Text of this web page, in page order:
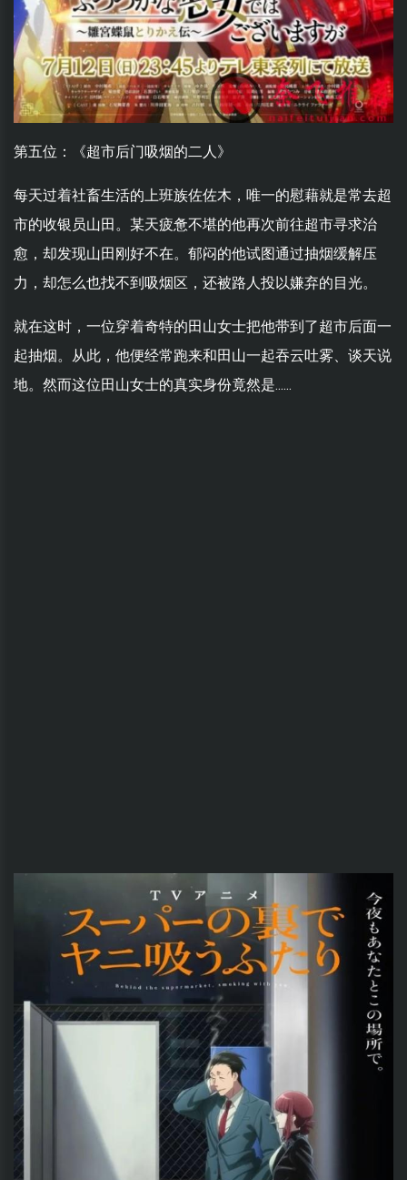
第五位：《超市后门吸烟的二人》
每天过着社畜生活的上班族佐佐木，唯一的慰藉就是常去超
市的收银员山田。某天疲惫不堪的他再次前往超市寻求治
愈，却发现山田刚好不在。郁闷的他试图通过抽烟缓解压
力，却怎么也找不到吸烟区，还被路人投以嫌弃的目光。
就在这时，一位穿着奇特的田山女士把他带到了超市后面一
起抽烟。从此，他便经常跑来和田山一起吞云吐雾、谈天说
地。然而这位田山女士的真实身份竟然是......